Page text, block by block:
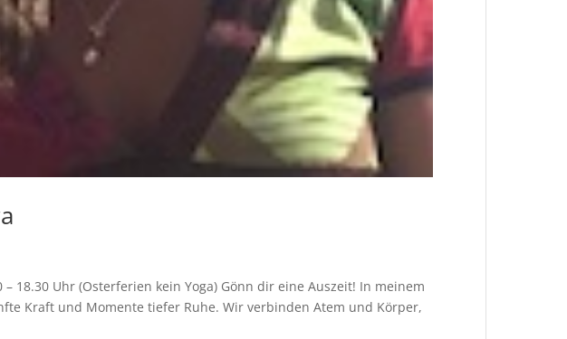
18.30 Uhr (Osterferien kein Yoga) Gönn dir eine Auszeit! In meinem
Kraft und Momente tiefer Ruhe. Wir verbinden Atem und Körper,